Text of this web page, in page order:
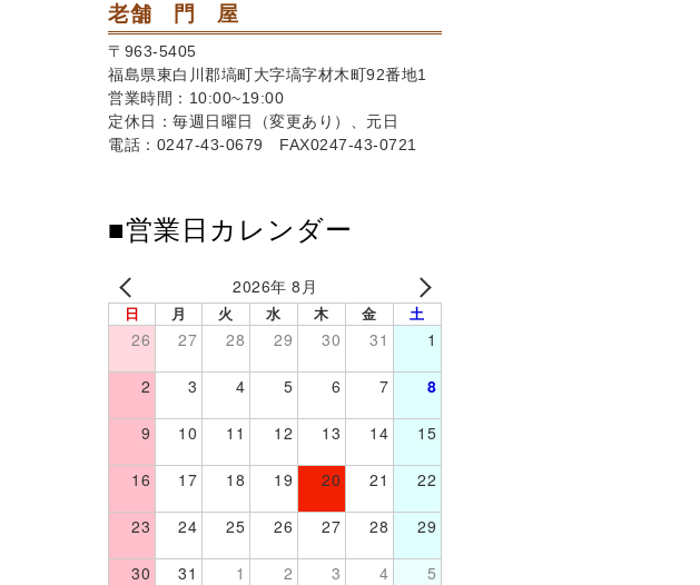
老舗 門 屋
〒963-5405
福島県東白川郡塙町大字塙字材木町92番地1
営業時間：10:00~19:00
定休日：毎週日曜日（変更あり）、元日
電話：0247-43-0679 FAX0247-43-0721
■営業日カレンダー
2026年 8月
日 月 火 水 木 金 土
26 27 28 29 30 31 1
2 3 4 5 6 7 8
9 10 11 12 13 14 15
16 17 18 19 20 21 22
23 24 25 26 27 28 29
30 31 1 2 3 4 5